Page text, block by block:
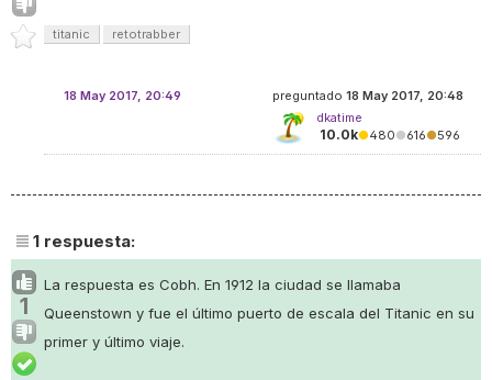
titanic retotrabber
preguntado 18 May 2017, 20:48
dkatime
10.0k●480●616●596
18 May 2017, 20:49
1 respuesta:
1
La respuesta es Cobh. En 1912 la ciudad se llamaba
Queenstown y fue el último puerto de escala del Titanic en su
primer y último viaje.